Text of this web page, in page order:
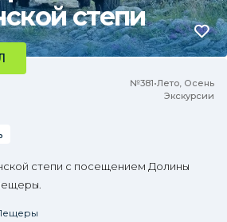
степи
№381•Лето, Осень
Экскурсии
степи с посещением Долины